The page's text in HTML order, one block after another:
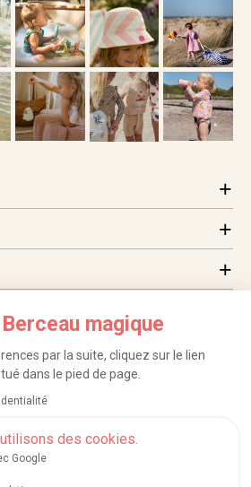
magique
par la suite, cliquez sur le lien
dans le pied de page.
des cookies.
Google
|Rappels de produits|Protection des données
Conditions générales de ventes